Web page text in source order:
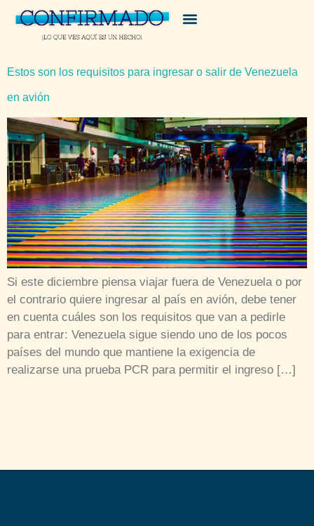
Estos son los requisitos para ingresar o salir de Venezuela
en avión
Si este diciembre piensa viajar fuera de Venezuela o por
el contrario quiere ingresar al país en avión, debe tener
en cuenta cuáles son los requisitos que van a pedirle
para entrar: Venezuela sigue siendo uno de los pocos
países del mundo que mantiene la exigencia de
realizarse una prueba PCR para permitir el ingreso […]